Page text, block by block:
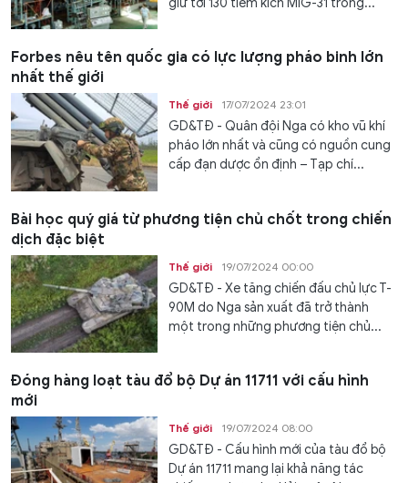
Forbes nêu tên quốc gia có lực lượng pháo binh lớn
nhất thế giới
Thế giới 17/07/2024 23:01
GD&TĐ - Quân đội Nga có kho vũ khí
pháo lớn nhất và cũng có nguồn cung
cấp đạn dược ổn định – Tạp chí...
Bài học quý giá từ phương tiện chủ chốt trong chiến
dịch đặc biệt
Thế giới 19/07/2024 00:00
GD&TĐ - Xe tăng chiến đấu chủ lực T-
90M do Nga sản xuất đã trở thành
một trong những phương tiện chủ...
Đóng hàng loạt tàu đổ bộ Dự án 11711 với cấu hình
mới
Thế giới 19/07/2024 08:00
GD&TĐ - Cấu hình mới của tàu đổ bộ
Dự án 11711 mang lại khả năng tác